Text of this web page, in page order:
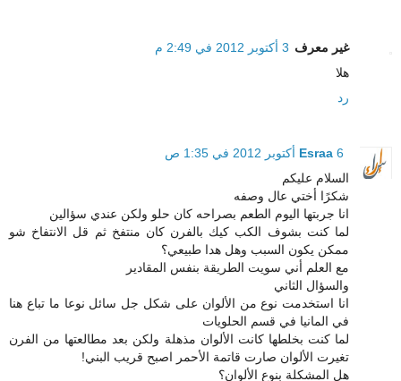
غير معرف 3 أكتوبر 2012 في 2:49 م
هلا
رد
Esraa 6 أكتوبر 2012 في 1:35 ص
السلام عليكم
شكرًا أختي عال وصفه
انا جربتها اليوم الطعم بصراحه كان حلو ولكن عندي سؤالين
لما كنت بشوف الكب كيك بالفرن كان منتفخ ثم قل الانتفاخ شو
ممكن يكون السبب وهل هدا طبيعي؟
مع العلم أني سويت الطريقة بنفس المقادير
والسؤال الثاني
انا استخدمت نوع من الألوان على شكل جل سائل نوعا ما تباع هنا
في المانيا في قسم الحلويات
لما كنت بخلطها كانت الألوان مذهلة ولكن بعد مطالعتها من الفرن
تغيرت الألوان صارت قاتمة الأحمر اصبح قريب البني!
هل المشكلة بنوع الألوان؟